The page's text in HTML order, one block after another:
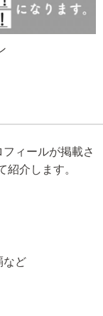
ィールが掲載さ
介します。
など